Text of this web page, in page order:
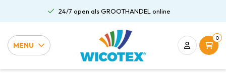
24/7 open als GROOTHANDEL online
MENU
0